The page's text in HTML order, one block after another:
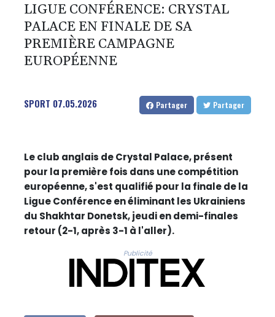
LIGUE CONFÉRENCE: CRYSTAL
PALACE EN FINALE DE SA
PREMIÈRE CAMPAGNE
EUROPÉENNE
SPORT 07.05.2026 Partager Partager
Le club anglais de Crystal Palace, présent
pour la première fois dans une compétition
européenne, s'est qualifié pour la finale de la
Ligue Conférence en éliminant les Ukrainiens
du Shakhtar Donetsk, jeudi en demi-finales
retour (2-1, après 3-1 à l'aller).
Publicité